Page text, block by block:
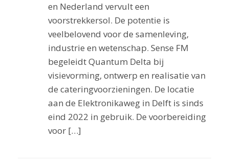
en Nederland vervult een
voorstrekkersol. De potentie is
veelbelovend voor de samenleving,
industrie en wetenschap. Sense FM
begeleidt Quantum Delta bij
visievorming, ontwerp en realisatie van
de cateringvoorzieningen. De locatie
aan de Elektronikaweg in Delft is sinds
eind 2022 in gebruik. De voorbereiding
voor […]